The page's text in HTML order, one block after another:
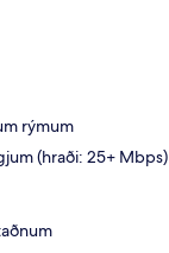
rýmum
(hraði: 25+ Mbps)